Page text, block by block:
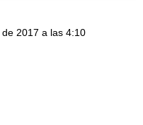
2017 a las 4:10